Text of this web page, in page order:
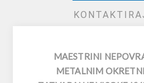
MAESTRINI
METALNIM